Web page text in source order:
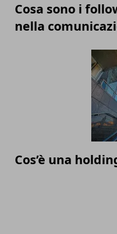
Cosa sono i
nella
Cos’è una